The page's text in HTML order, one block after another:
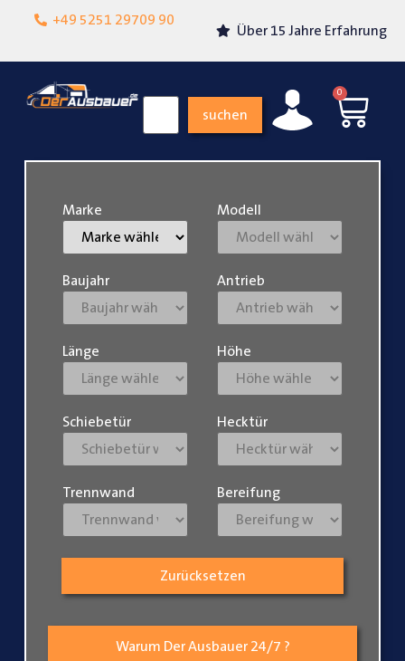
+49 5251 29709 90
Lokalgeschäft in
Über 15 Jahre Erfahrung
suchen
0
Warum Der Ausbauer 24/7 ?
Marke Modell
Baujahr Antrieb
Länge Höhe
Schiebetür Hecktür
Trennwand Bereifung
Zurücksetzen